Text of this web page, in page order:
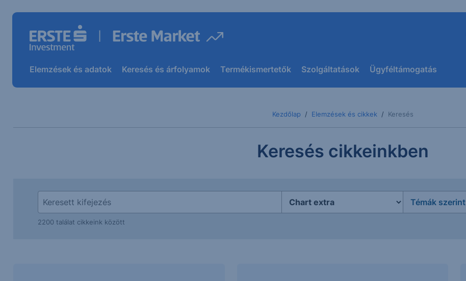
Elemzések és adatok Keresés és árfolyamok Termékismertetők Szolgáltatások Ügyféltámogatás
Kezdőlap Elemzések és cikkek Keresés
Keresés cikkeinkben
Témák szerint
2200 találat cikkeink között